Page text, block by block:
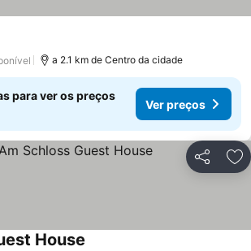
a 2.1 km de Centro da cidade
para ver os preços
Ver preços
Partilhar
House